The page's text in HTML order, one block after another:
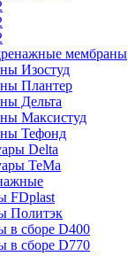
мембраны
Изостуд
Плантер
Дельта
Максистуд
Тефонд
Delta
TeMa
FDplast
Политэк
в сборе D400
в сборе D770